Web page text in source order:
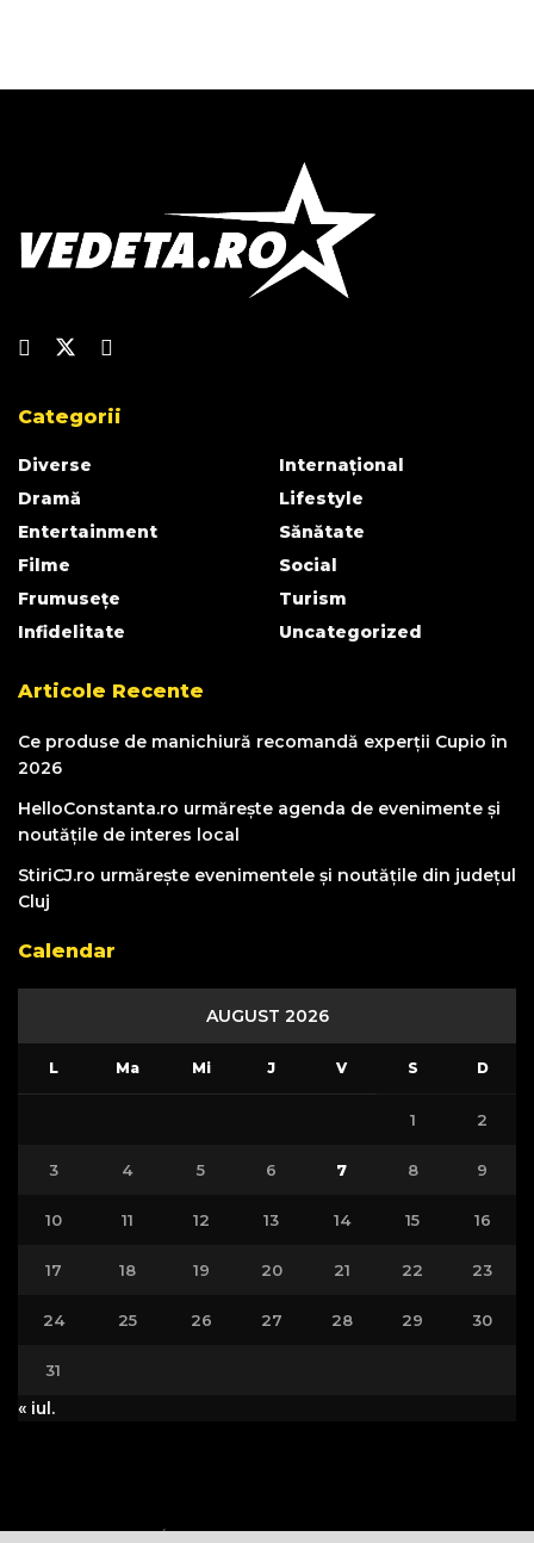
Categorii
Diverse
Dramă
Entertainment
Filme
Frumusețe
Infidelitate
Internațional
Lifestyle
Sănătate
Social
Turism
Uncategorized
Articole Recente
Ce produse de manichiură recomandă experții Cupio în
2026
HelloConstanta.ro urmărește agenda de evenimente și
noutățile de interes local
StiriCJ.ro urmărește evenimentele și noutățile din județul
Cluj
Calendar
AUGUST 2026
L Ma Mi J V S D
1 2
3 4 5 6 7 8 9
10 11 12 13 14 15 16
17 18 19 20 21 22 23
24 25 26 27 28 29 30
31
« iul.